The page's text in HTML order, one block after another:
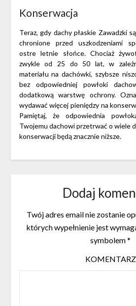
Konserwacja
Teraz, gdy dachy płaskie Zawadzki
chronione przed uszkodzeniami
ostre letnie słońce. Chociaż
zwykle od 25 do 50 lat, w
materiału na dachówki, szybsze
bez odpowiedniej powłoki
dodatkową warstwę ochrony.
wydawać więcej pieniędzy na
Pamiętaj, że odpowiednia
Twojemu dachowi przetrwać o wiele
konserwacji będą znacznie niższe.
Dodaj
Twój adres email nie zostanie
których wypełnienie jest
symbolem*
KOMENTARZ